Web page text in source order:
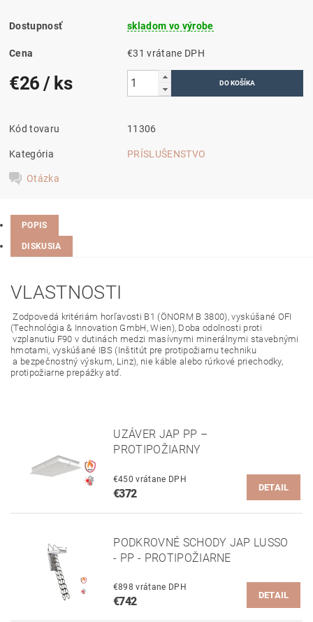
Dostupnosť skladom vo výrobe
Cena €31 vrátane DPH
€26 / ks
Kód tovaru 11306
Kategória PRÍSLUŠENSTVO
Otázka
POPIS
DISKUSIA
VLASTNOSTI
Zodpovedá kritériám horľavosti B1 (ÖNORM B 3800), vyskúšané OFI
(Technológia & Innovation GmbH, Wien), Doba odolnosti proti
vzplanutiu F90 v dutinách medzi masívnymi minerálnymi stavebnými
hmotami, vyskúšané IBS (Inštitút pre protipožiarnu techniku ​​
a bezpečnostný výskum, Linz), nie káble alebo rúrkové priechodky,
protipožiarne prepážky atď.
UZÁVER JAP PP –
PROTIPOŽIARNY
€450 vrátane DPH
€372 DETAIL
PODKROVNÉ SCHODY JAP LUSSO
- PP - PROTIPOŽIARNE
€898 vrátane DPH
€742 DETAIL